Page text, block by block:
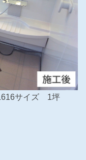
サイズ 1坪